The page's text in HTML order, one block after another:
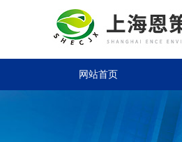
网站首页